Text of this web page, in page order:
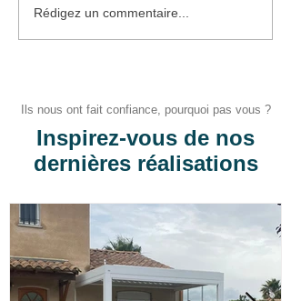
Pose d'un portail et d'un
Rédigez un commentaire...
Ils nous ont fait confiance, pourquoi pas vous ?
Inspirez-vous de nos
dernières réalisations